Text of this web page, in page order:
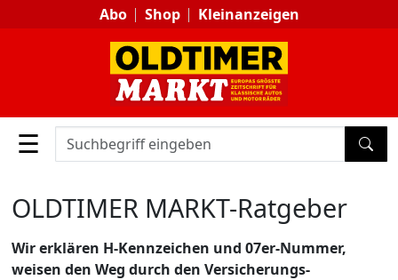
Abo Shop Kleinanzeigen
☰
OLDTIMER MARKT-Ratgeber
Wir erklären H-Kennzeichen und 07er-Nummer,
weisen den Weg durch den Versicherungs-